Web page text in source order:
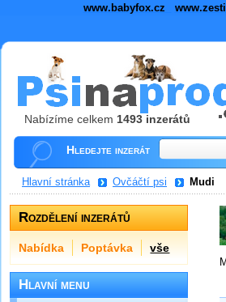
www.babyfox.cz
Nabízíme celkem 1493 inzerátů
Hledejte inzerát
Hlavní stránka Ovčáčtí psi Mudi
Rozdělení inzerátů
Nabídka Poptávka vše
Hlavní menu